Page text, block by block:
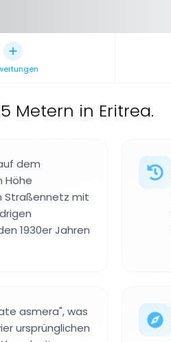
Metern in Eritrea.
dem
Höhe
Straßennetz mit
1930er Jahren
asmera", was
ursprünglichen